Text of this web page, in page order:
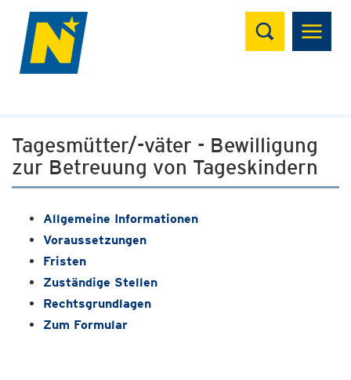
Suchen
Tagesmütter/-väter - Bewilligung
zur Betreuung von Tageskindern
Allgemeine Informationen
Voraussetzungen
Fristen
Zuständige Stellen
Rechtsgrundlagen
Zum Formular